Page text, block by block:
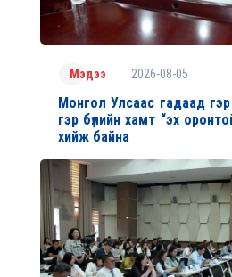
Мэдээ 2026-08-05
Монгол Улсаас гадаад гэр
гэр бүлийн хамт “эх
хийж байна